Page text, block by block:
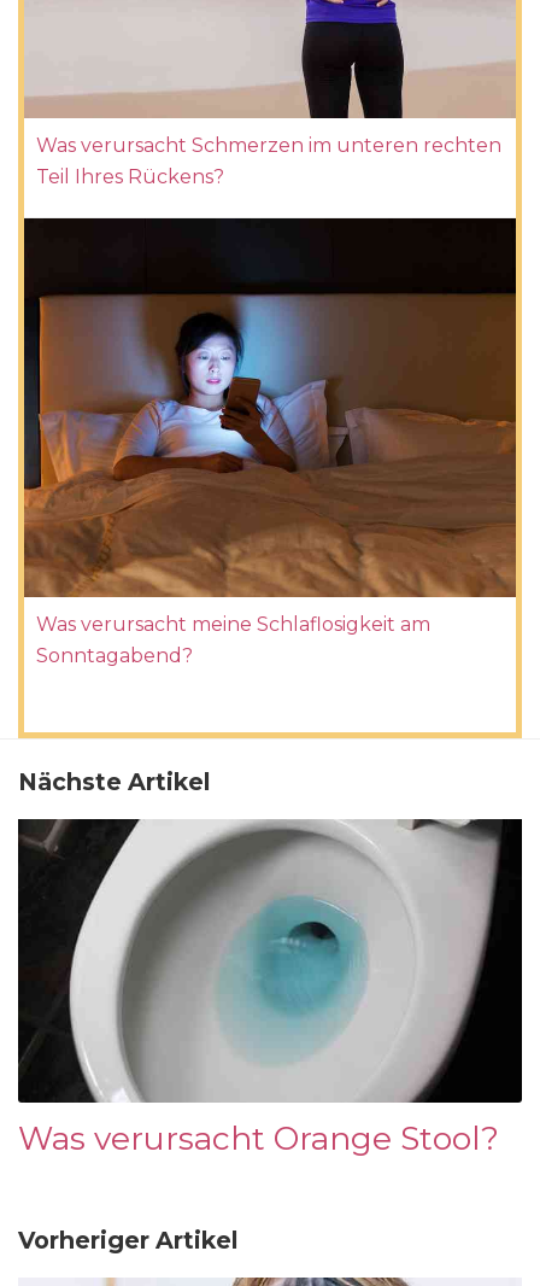
Was verursacht Schmerzen im unteren rechten
Teil Ihres Rückens?
Was verursacht meine Schlaflosigkeit am
Sonntagabend?
Nächste Artikel
Was verursacht Orange Stool?
Vorheriger Artikel